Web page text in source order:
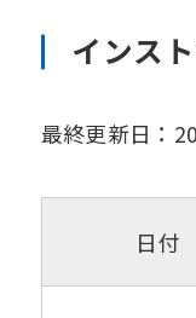
インス
最終更新日：
日付